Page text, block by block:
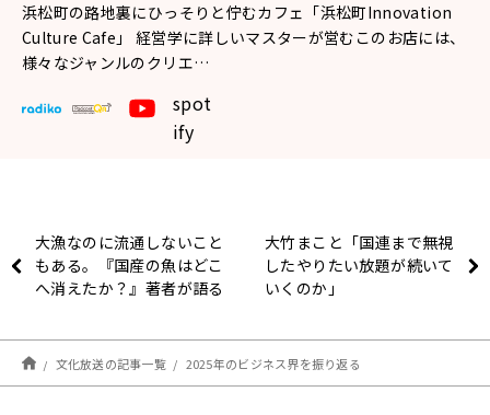
浜松町の路地裏にひっそりと佇むカフェ「浜松町Innovation
Culture Cafe」 経営学に詳しいマスターが営むこのお店には、
様々なジャンルのクリエ…
spot
ify
大漁なのに流通しないこと
もある。『国産の魚はどこ
へ消えたか？』著者が語る
大竹まこと「国連まで無視
したやりたい放題が続いて
いくのか」
文化放送の記事一覧 2025年のビジネス界を振り返る